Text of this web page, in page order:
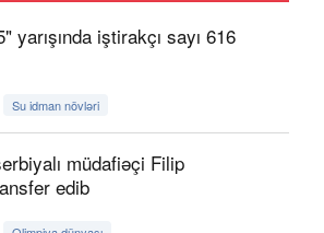
yarışında iştirakçı sayı 616
Su idman növləri
müdafiəçi Filip
edib